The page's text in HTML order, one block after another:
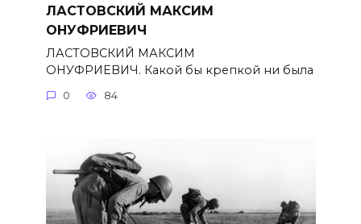
ЛАСТОВСКИЙ МАКСИМ
ОНУФРИЕВИЧ
ЛАСТОВСКИЙ МАКСИМ
ОНУФРИЕВИЧ. Какой бы крепкой ни была
0 84